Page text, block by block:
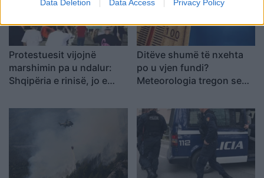
Data Deletion Data Access Privacy Policy
Protestuesit vijojnë
marshimin pa u ndalur:
Shqipëria e rinisë, jo e
Ditëve shumë të nxehta
po u vjen fundi?
Meteorologia tregon se
temperaturave